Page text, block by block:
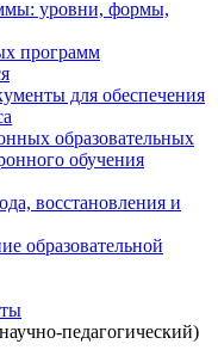
уровни, формы,
программ
для обеспечения
образовательных
обучения
восстановления и
образовательной
педагогический)